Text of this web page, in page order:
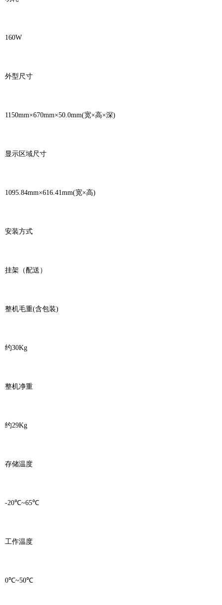
160W
外型尺寸
1150mm×670mm×50.0mm(宽×高×深)
显示区域尺寸
1095.84mm×616.41mm(宽×高)
安装方式
挂架（配送）
整机毛重(含包装)
约30Kg
整机净重
约29Kg
存储温度
-20℃~65℃
工作温度
0℃~50℃